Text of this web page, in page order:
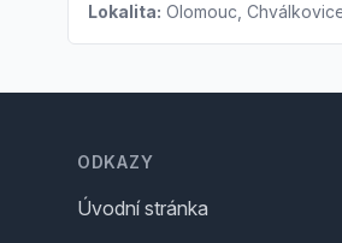
Lokalita: Olomouc,
ODKAZY
Úvodní stránka